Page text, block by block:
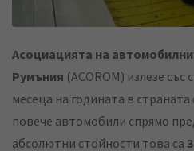
Асоциацията на
Румъния (ACOROM) излезе
месеца на годината в
повече автомобили спрямо
абсолютни стойности това са